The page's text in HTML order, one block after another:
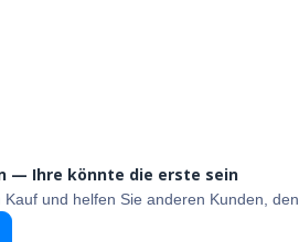
— Ihre könnte die erste sein
und helfen Sie anderen Kunden,